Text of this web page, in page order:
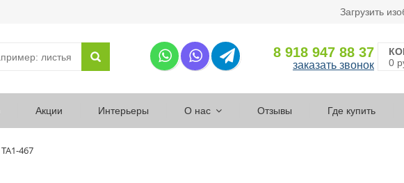
Загрузить
8 918 947 88 37
заказать звонок
0
Акции Интерьеры О нас Отзывы Где купить
ТА1-467